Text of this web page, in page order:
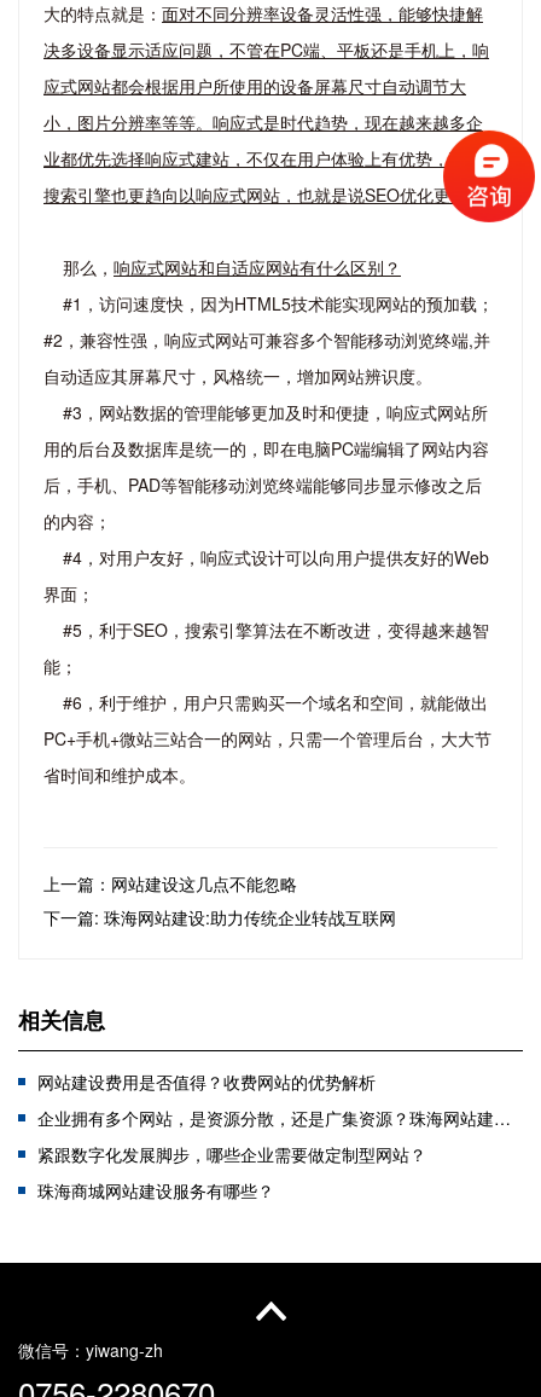
大的特点就是： 面对不同分辨率设备灵活性强，能够快捷解
决多设备显示适应问题，不管在PC端、平板还是手机上，响
应式网站都会根据用户所使用的设备屏幕尺寸自动调节大
小，图片分辨率等等。响应式是时代趋势，现在越来越多企
业都优先选择响应式建站，不仅在用户体验上有优势，而且
搜索引擎也更趋向以响应式网站，也就是说SEO优化更好。
那么， 响应式网站和自适应网站有什么区别？
#1，访问速度快，因为HTML5技术能实现网站的预加载；
#2，兼容性强，响应式网站可兼容多个智能移动浏览终端,并
自动适应其屏幕尺寸，风格统一，增加网站辨识度。
#3，网站数据的管理能够更加及时和便捷，响应式网站所
用的后台及数据库是统一的，即在电脑PC端编辑了网站内容
后，手机、PAD等智能移动浏览终端能够同步显示修改之后
的内容；
#4，对用户友好，响应式设计可以向用户提供友好的Web
界面；
#5，利于SEO，搜索引擎算法在不断改进，变得越来越智
能；
#6，利于维护，用户只需购买一个域名和空间，就能做出
PC+手机+微站三站合一的网站，只需一个管理后台，大大节
省时间和维护成本。
上一篇：网站建设这几点不能忽略
下一篇: 珠海网站建设:助力传统企业转战互联网
相关信息
网站建设费用是否值得？收费网站的优势解析
企业拥有多个网站，是资源分散，还是广集资源？珠海网站建设公司教您如何选择？
紧跟数字化发展脚步，哪些企业需要做定制型网站？
珠海商城网站建设服务有哪些？
珠海高端网站制作如何选择服务商？
珠海网站建设发展趋势：智能化、移动化、安全化与国产化并进
微信号： yiwang-zh